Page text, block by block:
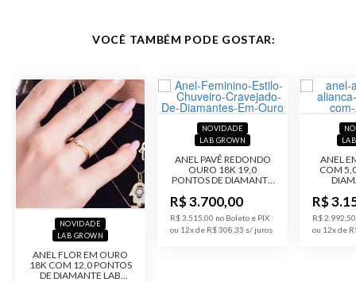
VOCÊ TAMBÉM PODE GOSTAR:
NOVIDADE
LAB GROWN
ANEL FLOR EM OURO
18K COM 12,0 PONTOS
DE DIAMANTE LAB
NOVIDADE
LAB GROWN
ANEL PAVÊ REDONDO
OURO 18K 19,0
PONTOS DE DIAMANTE
R$ 3.700,00
R$ 3.515,00 no Boleto e PIX
ou 12x de R$ 308,33
ANEL
COM
R$
R$
ou 12x de